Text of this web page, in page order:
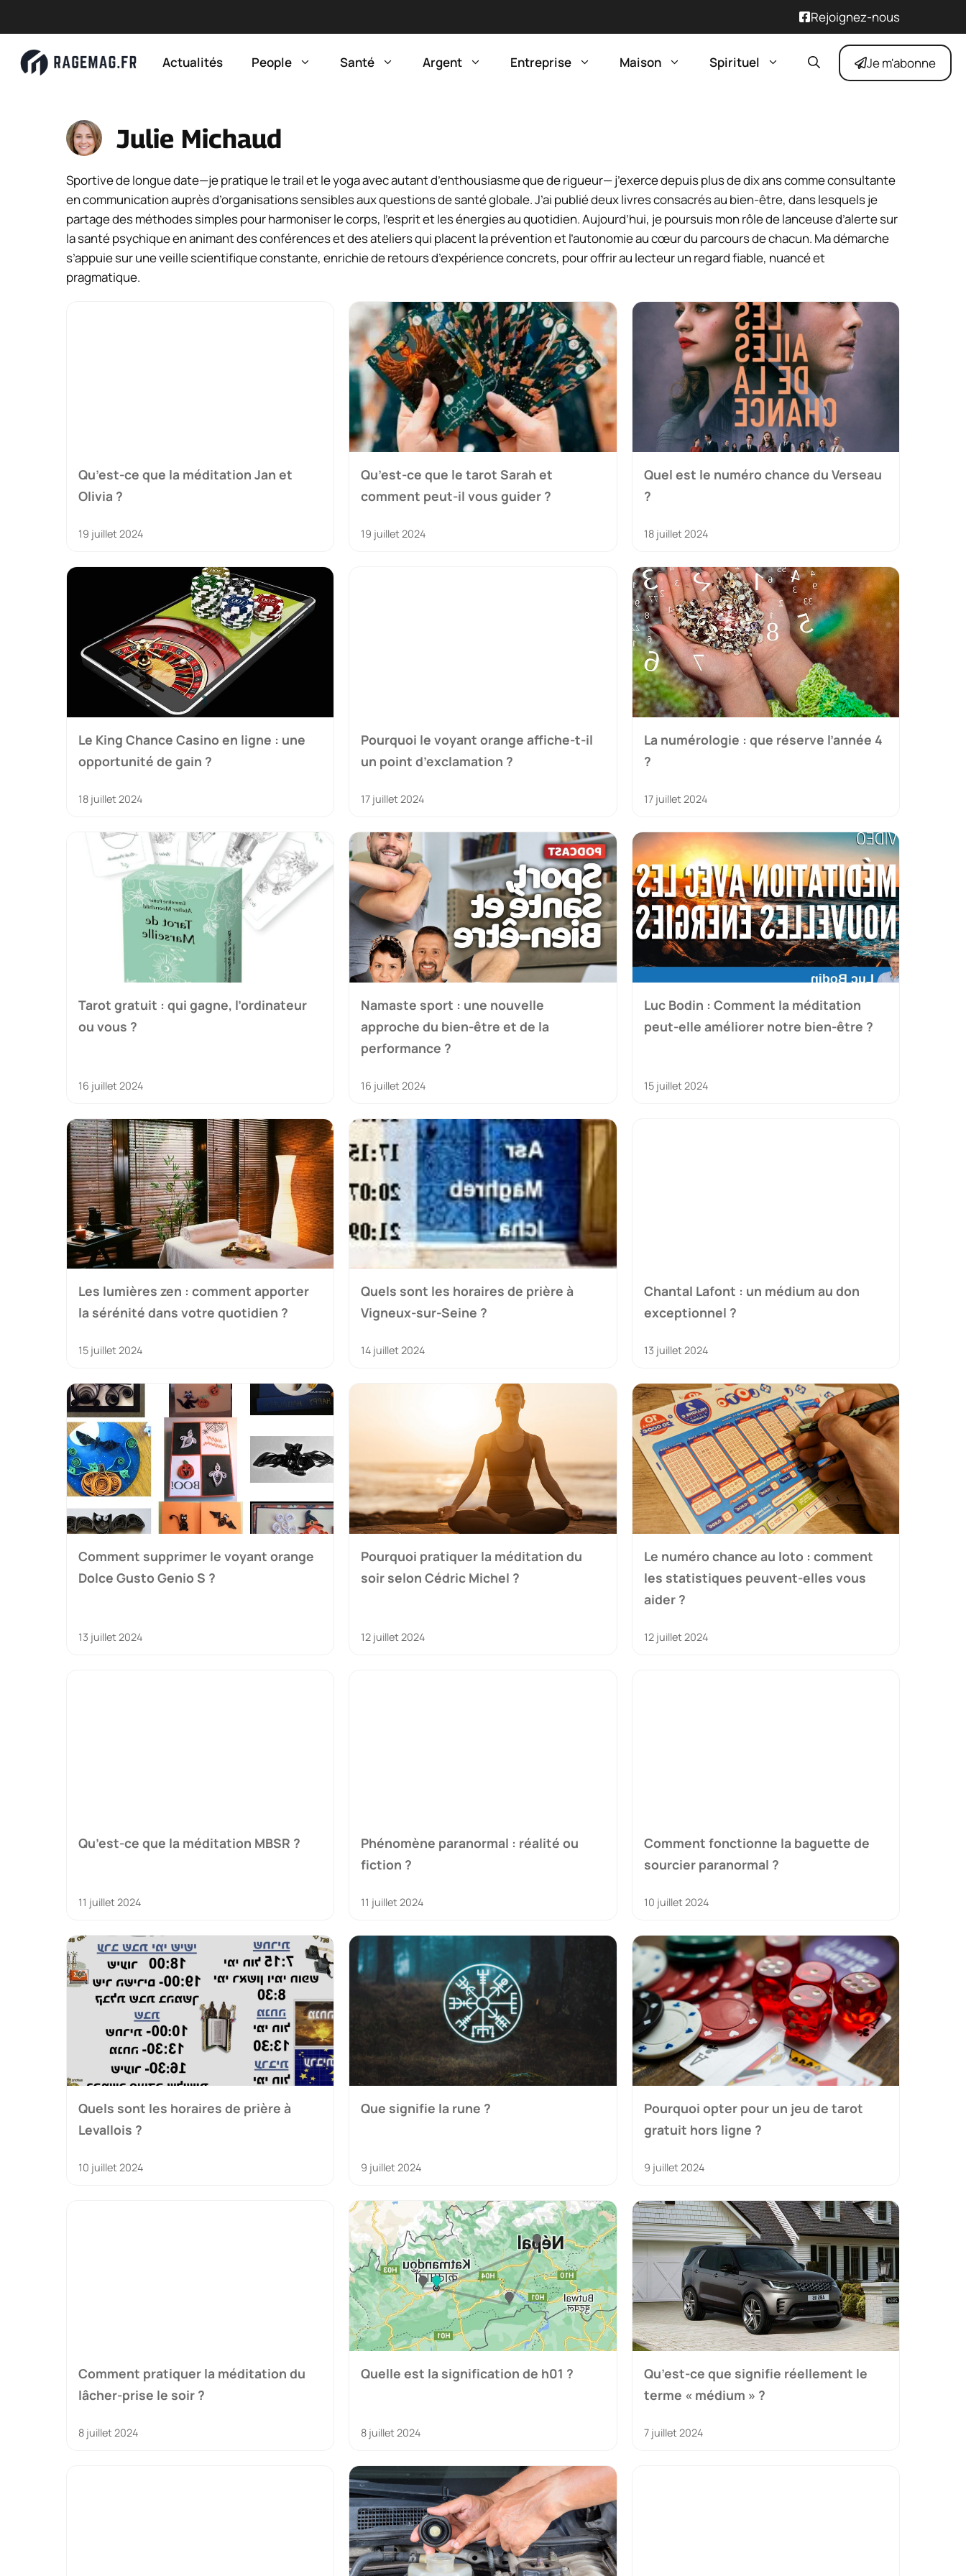
Rejoignez-nous
Actualités People Santé Argent Entreprise Maison Spirituel Je m'abonne
Julie Michaud
Sportive de longue date—je pratique le trail et le yoga avec autant d’enthousiasme que de rigueur— j’exerce depuis plus de dix ans comme consultante
en communication auprès d’organisations sensibles aux questions de santé globale. J’ai publié deux livres consacrés au bien-être, dans lesquels je
partage des méthodes simples pour harmoniser le corps, l’esprit et les énergies au quotidien. Aujourd’hui, je poursuis mon rôle de lanceuse d’alerte sur
la santé psychique en animant des conférences et des ateliers qui placent la prévention et l’autonomie au cœur du parcours de chacun. Ma démarche
s’appuie sur une veille scientifique constante, enrichie de retours d’expérience concrets, pour offrir au lecteur un regard fiable, nuancé et
pragmatique.
Qu’est-ce que la méditation Jan et
Olivia ?
19 juillet 2024
Qu’est-ce que le tarot Sarah et
comment peut-il vous guider ?
19 juillet 2024
Quel est le numéro chance du Verseau
?
18 juillet 2024
Le King Chance Casino en ligne : une
opportunité de gain ?
18 juillet 2024
Pourquoi le voyant orange affiche-t-il
un point d’exclamation ?
17 juillet 2024
La numérologie : que réserve l’année 4
?
17 juillet 2024
Tarot gratuit : qui gagne, l’ordinateur
ou vous ?
16 juillet 2024
Namaste sport : une nouvelle
approche du bien-être et de la
performance ?
16 juillet 2024
Luc Bodin : Comment la méditation
peut-elle améliorer notre bien-être ?
15 juillet 2024
Les lumières zen : comment apporter
la sérénité dans votre quotidien ?
15 juillet 2024
Quels sont les horaires de prière à
Vigneux-sur-Seine ?
14 juillet 2024
Chantal Lafont : un médium au don
exceptionnel ?
13 juillet 2024
Comment supprimer le voyant orange
Dolce Gusto Genio S ?
13 juillet 2024
Pourquoi pratiquer la méditation du
soir selon Cédric Michel ?
12 juillet 2024
Le numéro chance au loto : comment
les statistiques peuvent-elles vous
aider ?
12 juillet 2024
Qu’est-ce que la méditation MBSR ?
11 juillet 2024
Phénomène paranormal : réalité ou
fiction ?
11 juillet 2024
Comment fonctionne la baguette de
sourcier paranormal ?
10 juillet 2024
Quels sont les horaires de prière à
Levallois ?
10 juillet 2024
Que signifie la rune ?
9 juillet 2024
Pourquoi opter pour un jeu de tarot
gratuit hors ligne ?
9 juillet 2024
Comment pratiquer la méditation du
lâcher-prise le soir ?
8 juillet 2024
Quelle est la signification de h01 ?
8 juillet 2024
Qu’est-ce que signifie réellement le
terme « médium » ?
7 juillet 2024